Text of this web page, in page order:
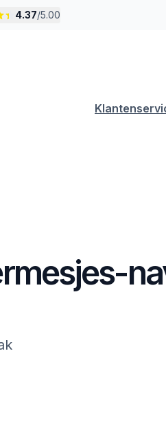
4.37/5.00